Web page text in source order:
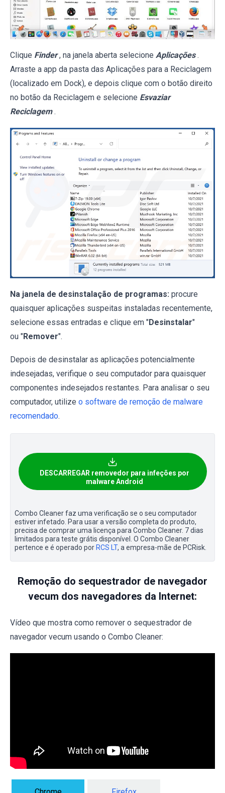
Clique Finder , na janela aberta selecione Aplicações .
Arraste a app da pasta das Aplicações para a Reciclagem
(localizado em Dock), e depois clique com o botão direito
no botão da Reciclagem e selecione Esvaziar
Reciclagem .
Na janela de desinstalação de programas: procure
quaisquer aplicações suspeitas instaladas recentemente,
selecione essas entradas e clique em "Desinstalar"
ou "Remover".
Depois de desinstalar as aplicações potencialmente
indesejadas, verifique o seu computador para quaisquer
componentes indesejados restantes. Para analisar o seu
computador, utilize o software de remoção de malware
recomendado.
DESCARREGAR removedor para infeções por
malware Android
Combo Cleaner faz uma verificação se o seu computador
estiver infetado. Para usar a versão completa do produto,
precisa de comprar uma licença para Combo Cleaner. 7 dias
limitados para teste grátis disponível. O Combo Cleaner
pertence e é operado por RCS LT, a empresa-mãe de PCRisk.
Remoção do sequestrador de navegador
vecum dos navegadores da Internet:
Vídeo que mostra como remover o sequestrador de
navegador vecum usando o Combo Cleaner: